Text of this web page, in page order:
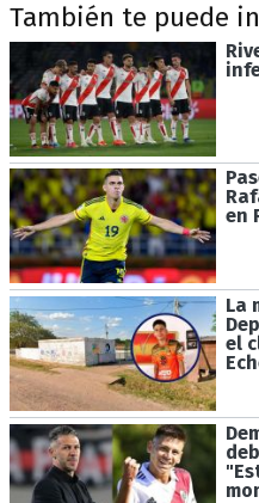
También te puede
en
La
el